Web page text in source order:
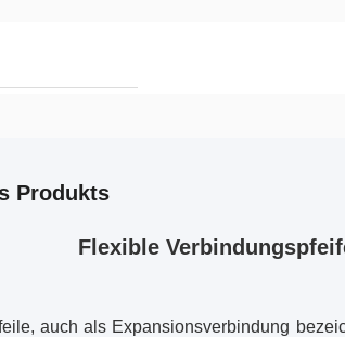
Produkts
Flexible
auch als Expansionsverbindung